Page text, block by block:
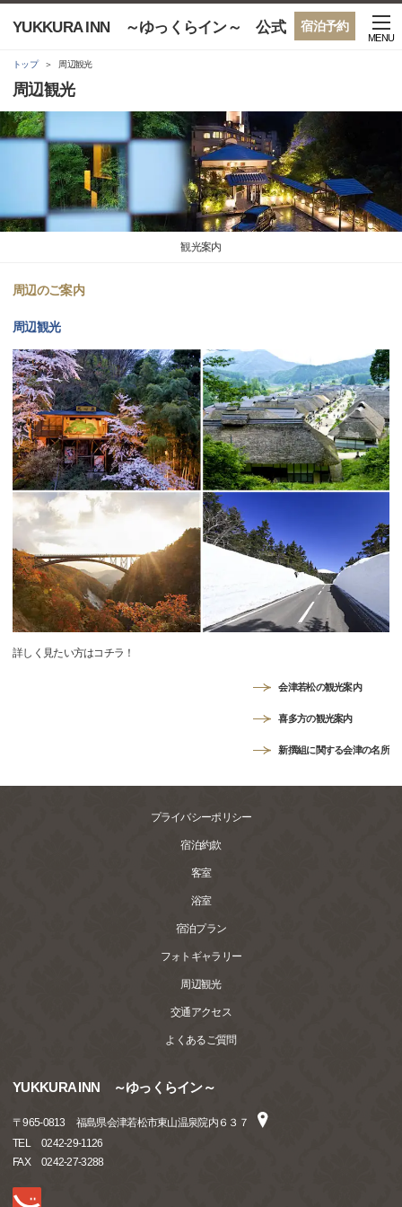
宿泊予約
YUKKURA INN ～ゆっくらイン～ 公式
MENU
トップ 周辺観光
周辺観光
観光案内
周辺のご案内
周辺観光
詳しく見たい方はコチラ！
会津若松の観光案内
喜多方の観光案内
新撰組に関する会津の名所
プライバシーポリシー
宿泊約款
客室
浴室
宿泊プラン
フォトギャラリー
周辺観光
交通アクセス
よくあるご質問
YUKKURA INN ～ゆっくらイン～
〒965-0813
福島県会津若松市東山温泉院内６３７
TEL
0242-29-1126
FAX
0242-27-3288